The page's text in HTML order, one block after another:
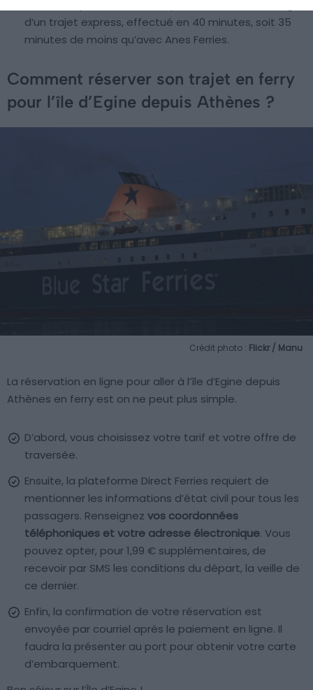
d’un trajet express, effectué en 40 minutes, soit 35
minutes de moins qu’avec Anes Ferries.
Comment réserver son trajet en ferry
pour l’île d’Egine depuis Athènes ?
Crédit photo : Flickr / Manu
La réservation en ligne pour aller à l’île d’Egine depuis
Athènes en ferry est on ne peut plus simple.
D’abord, vous choisissez votre tarif et votre offre de
traversée.
Ensuite, la plateforme Direct Ferries requiert de
mentionner les informations d’état civil pour tous les
passagers. Renseignez vos coordonnées
téléphoniques et votre adresse électronique. Vous
pouvez opter, pour 1,99 € supplémentaires, de
recevoir par SMS les conditions du départ, la veille de
ce dernier.
Enfin, la confirmation de votre réservation est
envoyée par courriel après le paiement en ligne. Il
faudra la présenter au port pour obtenir votre carte
d’embarquement.